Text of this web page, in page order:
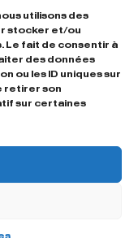
utilisons des
stocker et/ou
Le fait de consentir à
des données
ou les ID uniques sur
retirer son
sur certaines